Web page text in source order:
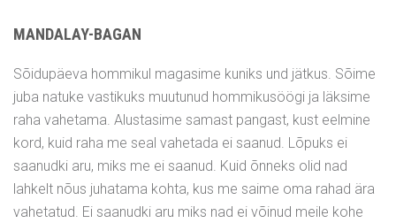
MANDALAY-BAGAN
Sõidupäeva hommikul magasime kuniks und jätkus. Sõime
juba natuke vastikuks muutunud hommikusöögi ja läksime
raha vahetama. Alustasime samast pangast, kust eelmine
kord, kuid raha me seal vahetada ei saanud. Lõpuks ei
saanudki aru, miks me ei saanud. Kuid õnneks olid nad
lahkelt nõus juhatama kohta, kus me saime oma rahad ära
vahetatud. Ei saanudki aru miks nad ei võinud meile kohe